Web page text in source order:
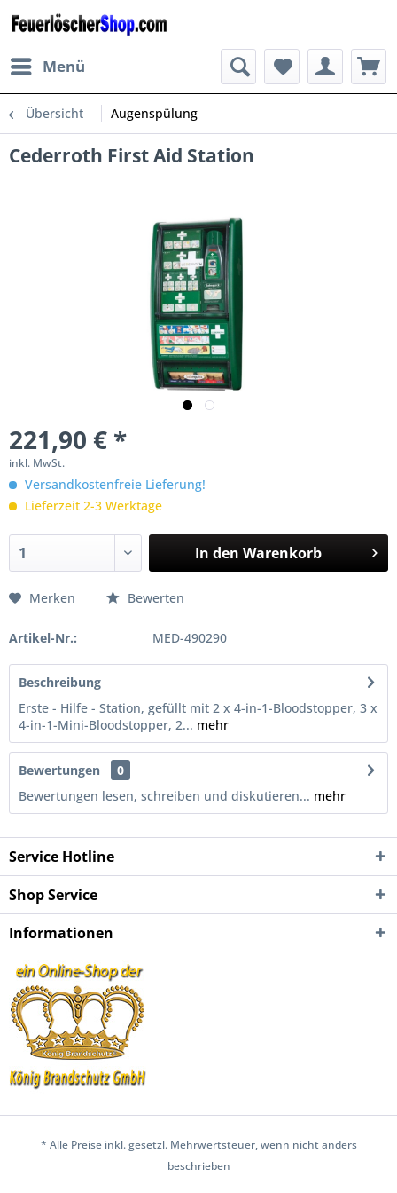
Menü
Übersicht Augenspülung
Cederroth First Aid Station
221,90 € *
inkl. MwSt.
Versandkostenfreie Lieferung!
Lieferzeit 2-3 Werktage
In den Warenkorb
Merken Bewerten
Artikel-Nr.: MED-490290
Beschreibung
Erste - Hilfe - Station, gefüllt mit 2 x 4-in-1-Bloodstopper, 3 x
4-in-1-Mini-Bloodstopper, 2... mehr
Bewertungen
0
Bewertungen lesen, schreiben und diskutieren... mehr
Service Hotline
Shop Service
Informationen
* Alle Preise inkl. gesetzl. Mehrwertsteuer, wenn nicht anders
beschrieben